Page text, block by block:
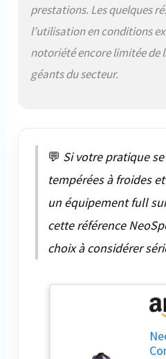
prestations. Les quelques
l’utilisation en conditions
notoriété encore limitée de
géants du secteur.
💬 Si votre pratique
tempérées à froides
un équipement full
cette référence
choix à considérer